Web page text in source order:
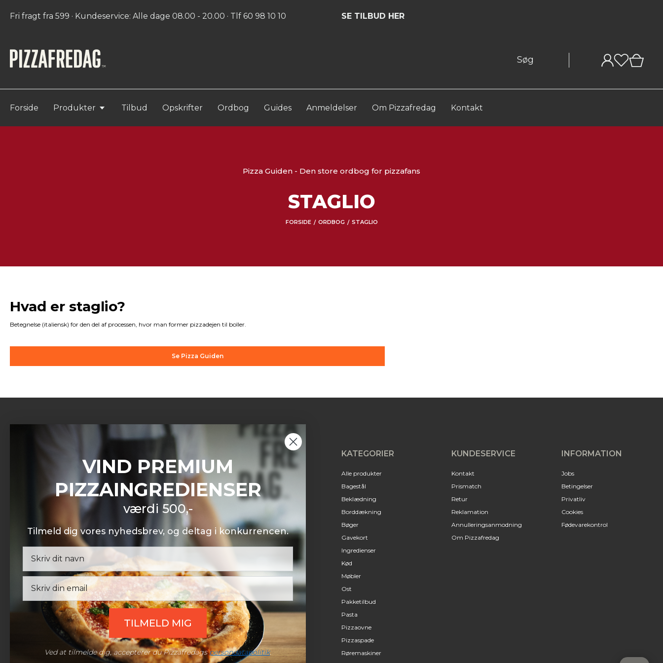
Fri fragt fra 599 · Kundeservice: Alle dage 08.00 - 20.00 · Tlf 60 98 10 10 SE TILBUD HER
Forside Produkter Tilbud Opskrifter Ordbog Guides Anmeldelser Om Pizzafredag Kontakt
Pizza Guiden - Den store ordbog for pizzafans
STAGLIO
FORSIDE / ORDBOG / STAGLIO
Hvad er staglio?
Betegnelse (italiensk) for den del af processen, hvor man former pizzadejen til boller.
Se Pizza Guiden
Petersmindevej 17C
Kundeservice
08:00 – 20:00
Helligdage:08:00 – 20:00
Afhentning – Viborg
Man – Fre:07:30 – 15:00
Udenfor åbningstid:
Efter aftale
Telefon: (+45) 60 98 10 10
support@pizzafredag.dk
Åben chat
KATEGORIER
Alle produkter
Bagestål
Beklædning
Borddækning
Bøger
Gavekort
Ingredienser
Kød
Møbler
Ost
Pakketilbud
Pasta
Pizzaovne
Pizzaspade
Røremaskiner
KUNDESERVICE
Kontakt
Prismatch
Retur
Reklamation
Annulleringsanmodning
Om Pizzafredag
INFORMATION
Jobs
Betingelser
Privatliv
Cookies
Fødevarekontrol
VIND PREMIUM
PIZZAINGREDIENSER
værdi 500,-
Tilmeld dig vores nyhedsbrev, og deltag i konkurrencen.
TILMELD MIG
Ved at tilmelde dig, accepterer du Pizzafredagspersondatapolitik.